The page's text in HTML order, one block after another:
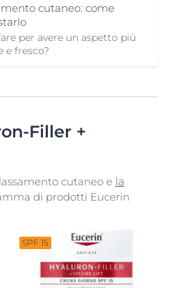
cutaneo: come
per avere un aspetto più
e fresco?
Filler +
cutaneo e la
di prodotti Eucerin
agisce sui fattori
perde volume e i
meno definiti a causa della
naturali che
e liscia.
SPF 15